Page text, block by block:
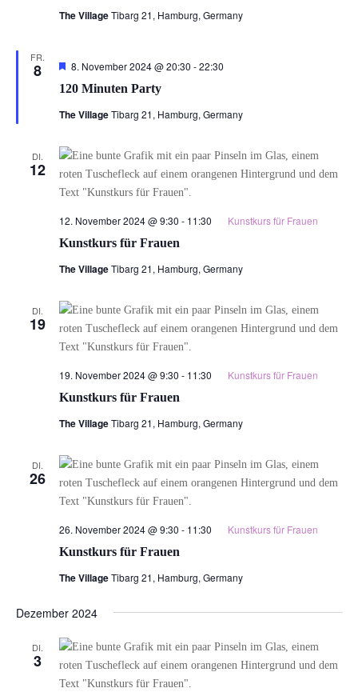
The VillageTibarg 21, Hamburg, Germany
FR.
8
120 Minuten Party
Hervorgehoben
8. November 2024 @ 20:30 -22:30
The VillageTibarg 21, Hamburg, Germany
DI.
12
Kunstkurs für Frauen
12. November 2024 @ 9:30 - 11:30 Kunstkurs für Frauen
The VillageTibarg 21, Hamburg, Germany
DI.
19
Kunstkurs für Frauen
19. November 2024 @ 9:30 - 11:30 Kunstkurs für Frauen
The VillageTibarg 21, Hamburg, Germany
DI.
26
Kunstkurs für Frauen
26. November 2024 @ 9:30 - 11:30 Kunstkurs für Frauen
The VillageTibarg 21, Hamburg, Germany
Dezember 2024
DI.
3